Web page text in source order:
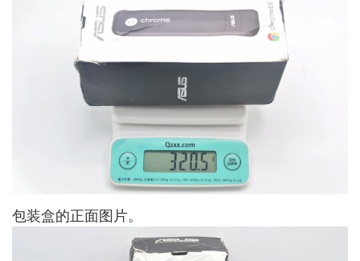
包装盒的正面图片。